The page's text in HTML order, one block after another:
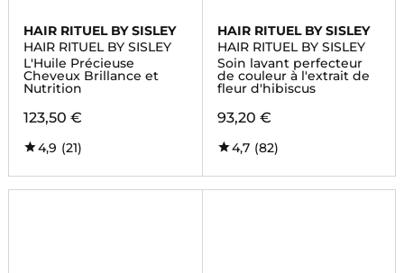
HAIR RITUEL BY SISLEY
HAIR RITUEL BY SISLEY
L'Huile Précieuse
Cheveux Brillance et
Nutrition
123,50 €
4,9 (21)
HAIR RITUEL BY SISLEY
HAIR RITUEL BY SISLEY
Soin lavant perfecteur
de couleur à l'extrait de
fleur d'hibiscus
93,20 €
4,7 (82)